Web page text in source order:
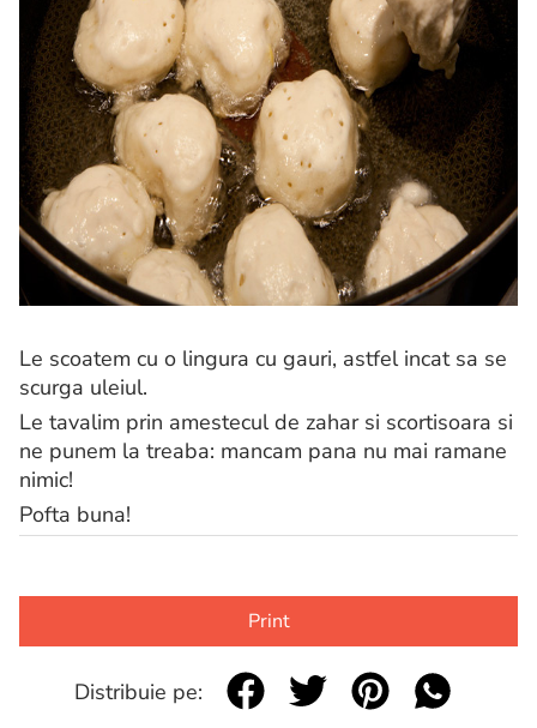
Le scoatem cu o lingura cu gauri, astfel incat sa se
scurga uleiul.
Le tavalim prin amestecul de zahar si scortisoara si
ne punem la treaba: mancam pana nu mai ramane
nimic!
Pofta buna!
Print
Distribuie pe: